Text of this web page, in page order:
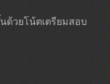
ด้วยโน้ตเตรียมสอบ